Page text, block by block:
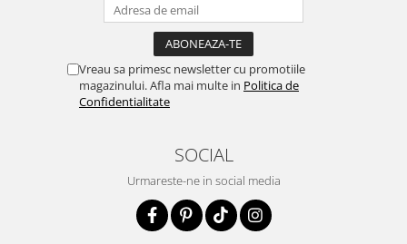
Vreau sa primesc newsletter cu promotiile
magazinului. Afla mai multe in Politica de
Confidentialitate
SOCIAL
Urmareste-ne in social media